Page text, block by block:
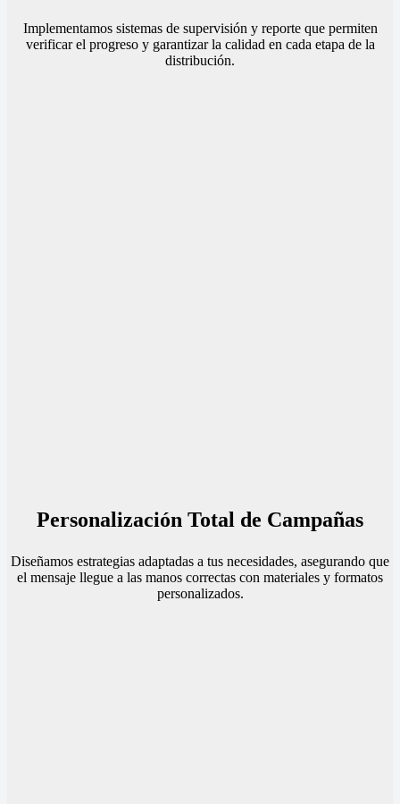
Implementamos sistemas de supervisión y reporte que permiten
verificar el progreso y garantizar la calidad en cada etapa de la
distribución.
Personalización Total de Campañas
Diseñamos estrategias adaptadas a tus necesidades, asegurando que
el mensaje llegue a las manos correctas con materiales y formatos
personalizados.